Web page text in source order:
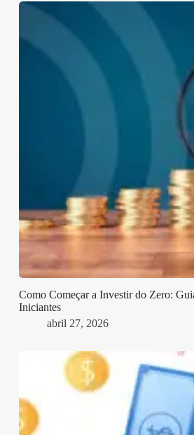
Como Começar a Investir do Zero:
Iniciantes
abril 27, 2026